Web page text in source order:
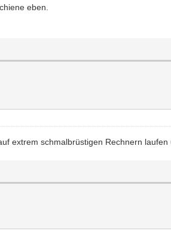
eben.
extrem schmalbrüstigen Rechnern